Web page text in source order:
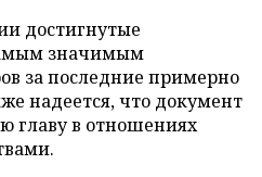
достигнутые
значимым
за последние примерно
надеется, что документ
главу в отношениях